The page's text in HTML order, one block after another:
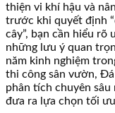
thiện vi khí hậu và
trước khi quyết định
cây”, bạn cần hiểu
những lưu ý quan
năm kinh nghiệm
thi công sân vườn,
phân tích chuyên sâu
đưa ra lựa chọn tối